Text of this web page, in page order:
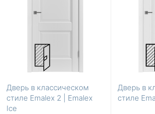
Дверь в классическом
стиле Emalex 2 | Emalex
Ice
Дверь в
стиле